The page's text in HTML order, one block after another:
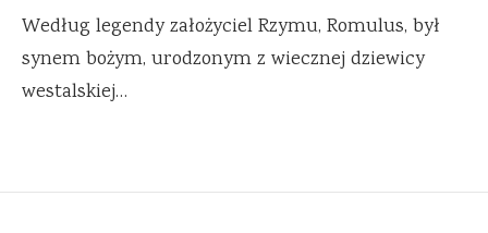
Według legendy założyciel Rzymu, Romulus, był
synem bożym, urodzonym z wiecznej dziewicy
westalskiej…